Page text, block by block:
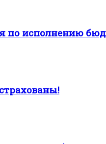
исполнению